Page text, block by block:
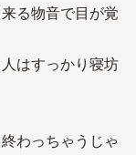
る物音で目が覚
はすっかり寝坊
わっちゃうじゃ